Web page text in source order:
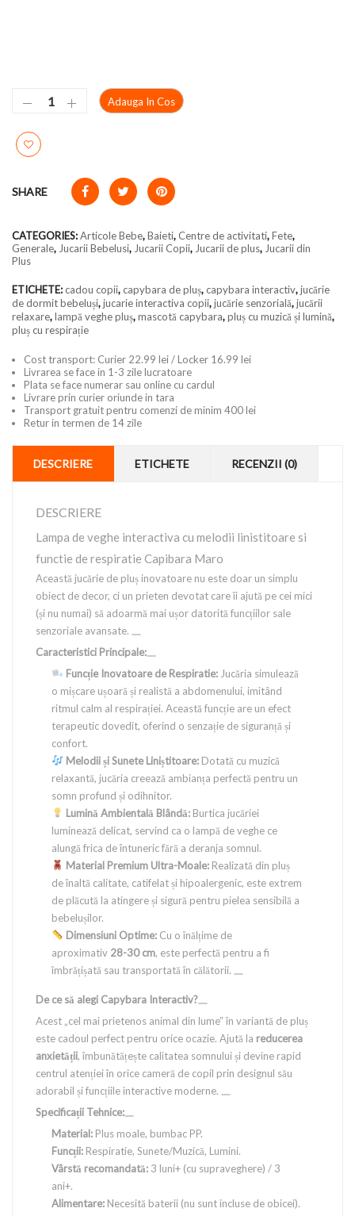
Adauga In Cos
SHARE
CATEGORIES:Articole Bebe,Baieti,Centre de activitati,Fete,
Generale, Jucarii Bebelusi, Jucarii Copii, Jucarii de plus, Jucarii din
Plus
ETICHETE:cadou copii,capybara de pluș,capybara interactiv,jucărie
de dormit bebeluși,jucarie interactiva copii,jucărie senzorială,jucării
relaxare,lampă veghe pluș,mascotă capybara,pluș cu muzică și lumină,
pluș cu respirație
Cost transport: Curier 22.99 lei / Locker 16.99 lei
Livrarea se face in 1-3 zile lucratoare
Plata se face numerar sau online cu cardul
Livrare prin curier oriunde in tara
Transport gratuit pentru comenzi de minim 400 lei
Retur in termen de 14 zile
DESCRIERE ETICHETE RECENZII (0)
DESCRIERE
Lampa de veghe interactiva cu melodii linistitoare si
functie de respiratie Capibara Maro
Această jucărie de pluș inovatoare nu este doar un simplu
obiect de decor, ci un prieten devotat care îi ajută pe cei mici
(și nu numai) să adoarmă mai ușor datorită funcțiilor sale
senzoriale avansate.
Caracteristici Principale:
Funcție Inovatoare de Respiratie:Jucăria simulează
o mișcare ușoară și realistă a abdomenului, imitând
ritmul calm al respirației. Această funcție are un efect
terapeutic dovedit, oferind o senzație de siguranță și
confort.
Melodii și Sunete Liniștitoare:Dotată cu muzică
relaxantă, jucăria creează ambianța perfectă pentru un
somn profund și odihnitor.
Lumină Ambientală Blândă:Burtica jucăriei
luminează delicat, servind ca o lampă de veghe ce
alungă frica de întuneric fără a deranja somnul.
Material Premium Ultra-Moale:Realizată din pluș
de înaltă calitate, catifelat și hipoalergenic, este extrem
de plăcută la atingere și sigură pentru pielea sensibilă a
bebelușilor.
Dimensiuni Optime:Cu o înălțime de
aproximativ 28-30 cm, este perfectă pentru a fi
îmbrățișată sau transportată în călătorii.
De ce să alegi Capybara Interactiv?
Acest „cel mai prietenos animal din lume” în variantă de pluș
este cadoul perfect pentru orice ocazie. Ajută la reducerea
anxietății, îmbunătățește calitatea somnului și devine rapid
centrul atenției în orice cameră de copil prin designul său
adorabil și funcțiile interactive moderne.
Specificații Tehnice:
Material: Plus moale, bumbac PP.
Funcții: Respiratie, Sunete/Muzică, Lumini.
Vârstă recomandată: 3 luni+ (cu supraveghere) / 3
ani+.
Alimentare: Necesită baterii (nu sunt incluse de obicei).